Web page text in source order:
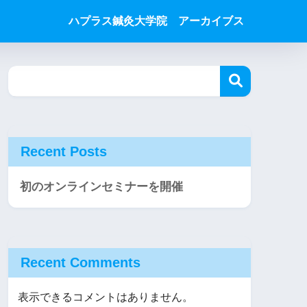
ハプラス鍼灸大学院 アーカイブス
Recent Posts
初のオンラインセミナーを開催
Recent Comments
表示できるコメントはありません。